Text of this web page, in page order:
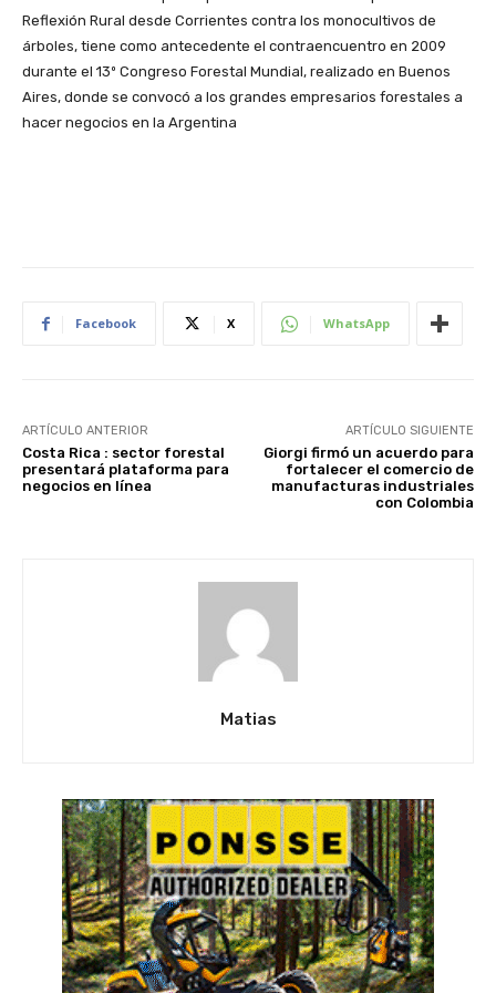
Reflexión Rural desde Corrientes contra los monocultivos de
árboles, tiene como antecedente el contraencuentro en 2009
durante el 13º Congreso Forestal Mundial, realizado en Buenos
Aires, donde se convocó a los grandes empresarios forestales a
hacer negocios en la Argentina
Facebook X WhatsApp
ARTÍCULO ANTERIOR
Costa Rica : sector forestal
presentará plataforma para
negocios en línea
ARTÍCULO SIGUIENTE
Giorgi firmó un acuerdo para
fortalecer el comercio de
manufacturas industriales
con Colombia
Matias